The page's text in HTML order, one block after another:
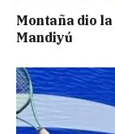
Montaña dio
Mandiyú